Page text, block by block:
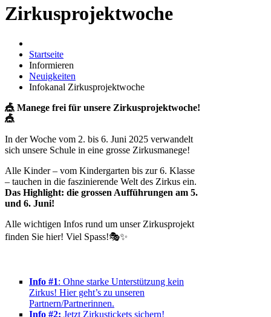
Zirkusprojektwoche
Startseite
Informieren
Neuigkeiten
Infokanal Zirkusprojektwoche
🎪 Manege frei für unsere Zirkusprojektwoche!
🎪
In der Woche vom 2. bis 6. Juni 2025 verwandelt
sich unsere Schule in eine grosse Zirkusmanege!
Alle Kinder – vom Kindergarten bis zur 6. Klasse
– tauchen in die faszinierende Welt des Zirkus ein.
Das Highlight: die grossen Aufführungen am 5.
und 6. Juni!
Alle wichtigen Infos rund um unser Zirkusprojekt
finden Sie hier! Viel Spass!🎭✨
Info #1: Ohne starke Unterstützung kein
Zirkus! Hier geht’s zu unseren
Partnern/Partnerinnen.
Info #2: Jetzt Zirkustickets sichern!